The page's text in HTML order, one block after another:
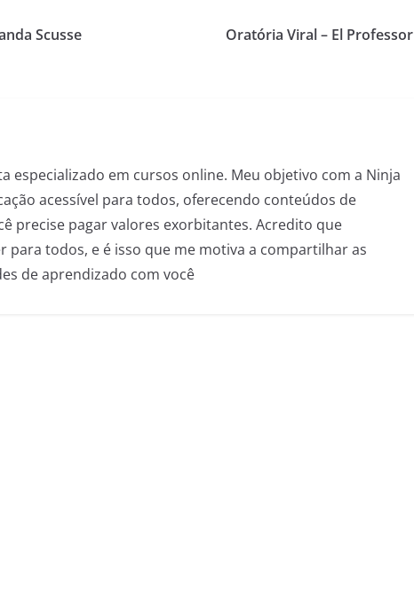
ar
e
Scusse
Oratória Viral – El Professor
especializado em cursos online. Meu objetivo com a Ninja
acessível para todos, oferecendo conteúdos de
precise pagar valores exorbitantes. Acredito que
para todos, e é isso que me motiva a compartilhar as
de aprendizado com você